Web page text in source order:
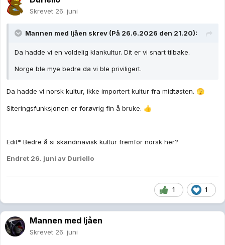
Skrevet 26. juni
Mannen med ljåen skrev (På 26.6.2026 den 21.20):
Da hadde vi en voldelig klankultur. Dit er vi snart tilbake.
Norge ble mye bedre da vi ble priviligert.
Da hadde vi norsk kultur, ikke importert kultur fra midtøsten. 🫣
Siteringsfunksjonen er forøvrig fin å bruke. 👍
Edit* Bedre å si skandinavisk kultur fremfor norsk her?
Endret 26. juni av Duriello
1 1
Mannen med ljåen
Skrevet 26. juni